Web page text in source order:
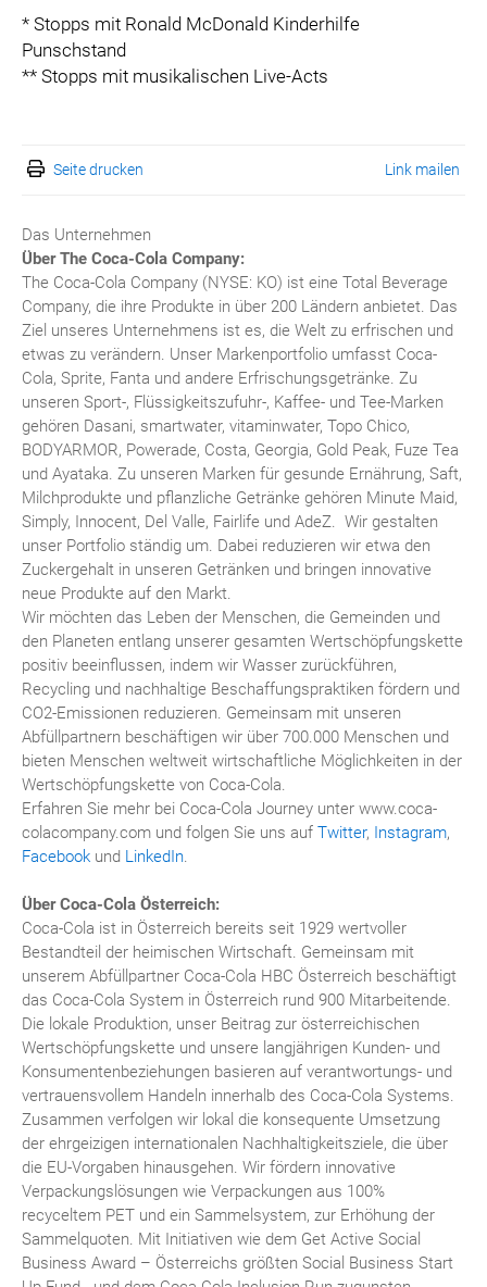
* Stopps mit Ronald McDonald Kinderhilfe
Punschstand
** Stopps mit musikalischen Live-Acts
Seite drucken Link mailen
Das Unternehmen
Über The Coca-Cola Company:
The Coca-Cola Company (NYSE: KO) ist eine Total Beverage
Company, die ihre Produkte in über 200 Ländern anbietet. Das
Ziel unseres Unternehmens ist es, die Welt zu erfrischen und
etwas zu verändern. Unser Markenportfolio umfasst Coca-
Cola, Sprite, Fanta und andere Erfrischungsgetränke. Zu
unseren Sport-, Flüssigkeitszufuhr-, Kaffee- und Tee-Marken
gehören Dasani, smartwater, vitaminwater, Topo Chico,
BODYARMOR, Powerade, Costa, Georgia, Gold Peak, Fuze Tea
und Ayataka. Zu unseren Marken für gesunde Ernährung, Saft,
Milchprodukte und pflanzliche Getränke gehören Minute Maid,
Simply, Innocent, Del Valle, Fairlife und AdeZ. Wir gestalten
unser Portfolio ständig um. Dabei reduzieren wir etwa den
Zuckergehalt in unseren Getränken und bringen innovative
neue Produkte auf den Markt.
Wir möchten das Leben der Menschen, die Gemeinden und
den Planeten entlang unserer gesamten Wertschöpfungskette
positiv beeinflussen, indem wir Wasser zurückführen,
Recycling und nachhaltige Beschaffungspraktiken fördern und
CO2-Emissionen reduzieren. Gemeinsam mit unseren
Abfüllpartnern beschäftigen wir über 700.000 Menschen und
bieten Menschen weltweit wirtschaftliche Möglichkeiten in der
Wertschöpfungskette von Coca-Cola.
Erfahren Sie mehr bei Coca-Cola Journey unter www.coca-
colacompany.com und folgen Sie uns auf Twitter, Instagram,
Facebook und LinkedIn.
Über Coca-Cola Österreich:
Coca-Cola ist in Österreich bereits seit 1929 wertvoller
Bestandteil der heimischen Wirtschaft. Gemeinsam mit
unserem Abfüllpartner Coca-Cola HBC Österreich beschäftigt
das Coca-Cola System in Österreich rund 900 Mitarbeitende.
Die lokale Produktion, unser Beitrag zur österreichischen
Wertschöpfungskette und unsere langjährigen Kunden- und
Konsumentenbeziehungen basieren auf verantwortungs- und
vertrauensvollem Handeln innerhalb des Coca-Cola Systems.
Zusammen verfolgen wir lokal die konsequente Umsetzung
der ehrgeizigen internationalen Nachhaltigkeitsziele, die über
die EU-Vorgaben hinausgehen. Wir fördern innovative
Verpackungslösungen wie Verpackungen aus 100%
recyceltem PET und ein Sammelsystem, zur Erhöhung der
Sammelquoten. Mit Initiativen wie dem Get Active Social
Business Award – Österreichs größten Social Business Start